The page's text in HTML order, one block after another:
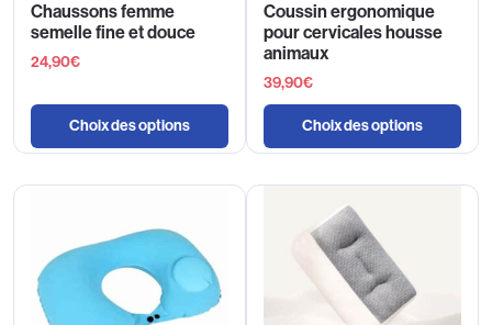
Chaussons femme
semelle fine et douce
24,90€
Choix des options
Coussin ergonomique
pour cervicales housse
animaux
39,90€
Choix des options